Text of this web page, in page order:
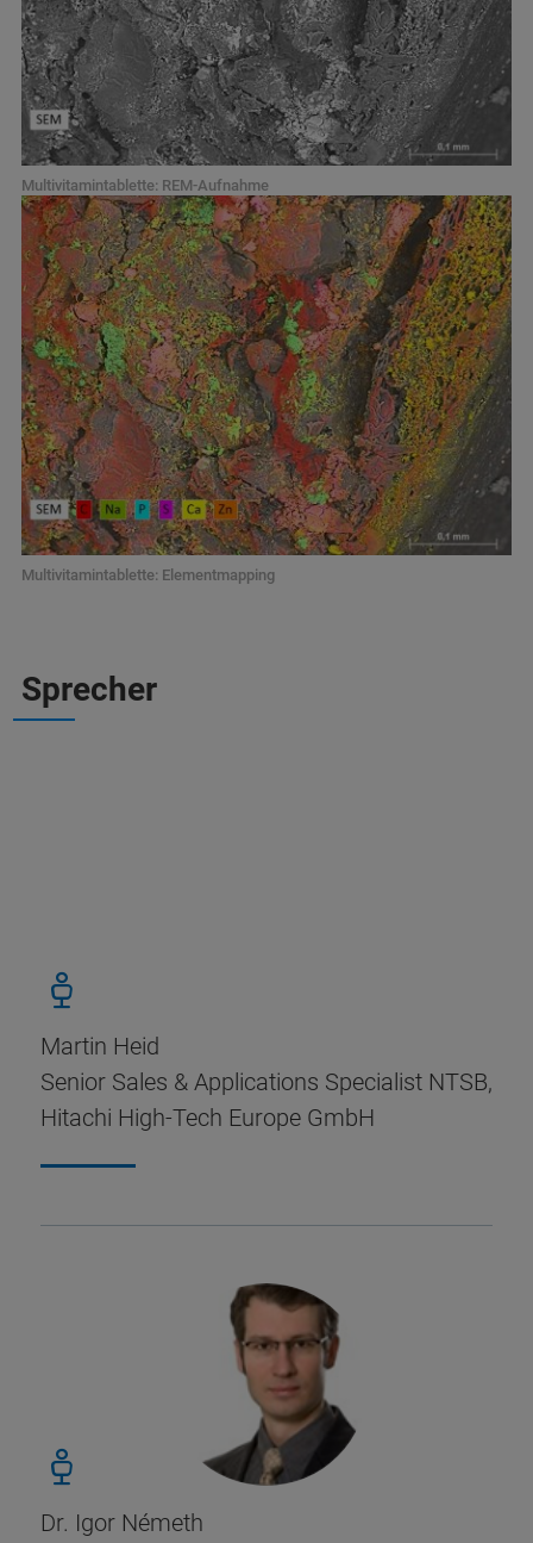
Multivitamintablette: REM-Aufnahme
Multivitamintablette: Elementmapping
Sprecher
Martin Heid
Senior Sales & Applications Specialist NTSB,
Hitachi High-Tech Europe GmbH
Dr. Igor Németh